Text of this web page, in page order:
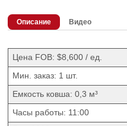
Описание Видео
Цена FOB: $8,600 / ед.
Мин. заказ: 1 шт.
Емкость ковша: 0,3 м³
Часы работы: 11:00